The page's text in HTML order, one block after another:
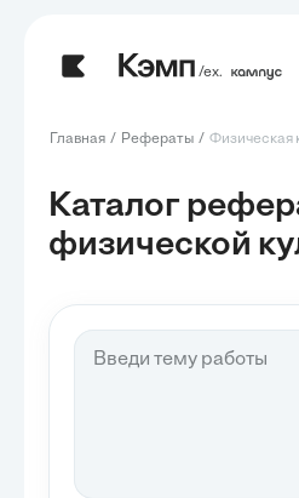
/ех.
Главная Рефераты Физическая
Каталог
физической